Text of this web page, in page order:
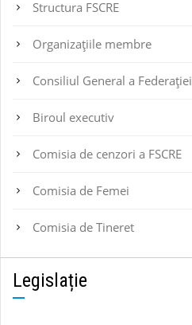
Structura FSCRE
Organizațiile membre
Consiliul General a Federației
Biroul executiv
Comisia de cenzori a FSCRE
Comisia de Femei
Comisia de Tineret
Legislație